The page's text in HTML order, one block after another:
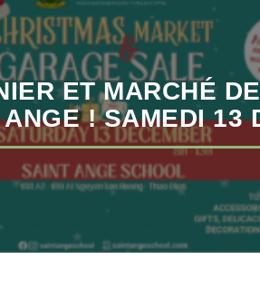
ET MARCHÉ
! SAMEDI 13